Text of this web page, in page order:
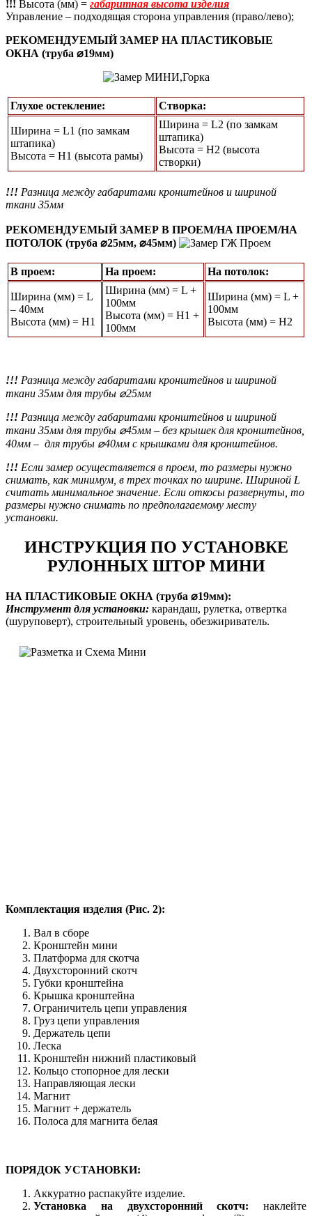
!!! Высота (мм) = габаритная высота изделия
Управление – подходящая сторона управления (право/лево);
РЕКОМЕНДУЕМЫЙ ЗАМЕР НА ПЛАСТИКОВЫЕ
ОКНА (труба ⌀19мм)
Глухое остекление: Створка:
Ширина = L1 (по замкам
штапика)
Высота = Н1 (высота рамы)
Ширина = L2 (по замкам
штапика)
Высота = H2 (высота
створки)
!!! Разница между габаритами кронштейнов и шириной
ткани 35мм
РЕКОМЕНДУЕМЫЙ ЗАМЕР В ПРОЕМ/НА ПРОЕМ/НА
ПОТОЛОК (труба ⌀25мм, ⌀45мм)
В проем: На проем: На потолок:
Ширина (мм) = L
– 40мм
Высота (мм) = Н1
Ширина (мм) = L +
100мм
Высота (мм) = Н1 +
100мм
Ширина (мм) = L +
100мм
Высота (мм) = Н2
!!! Разница между габаритами кронштейнов и шириной
ткани 35мм для трубы ⌀25мм
!!! Разница между габаритами кронштейнов и шириной
ткани 35мм для трубы ⌀45мм – без крышек для кронштейнов,
40мм – для трубы ⌀40мм с крышками для кронштейнов.
!!! Если замер осуществляется в проем, то размеры нужно
снимать, как минимум, в трех точках по ширине. Шириной L
считать минимальное значение. Если откосы развернуты, то
размеры нужно снимать по предполагаемому месту
установки.
ИНСТРУКЦИЯ ПО УСТАНОВКЕ
РУЛОННЫХ ШТОР МИНИ
НА ПЛАСТИКОВЫЕ ОКНА (труба ⌀19мм):
Инструмент для установки: карандаш, рулетка, отвертка
(шуруповерт), строительный уровень, обезжириватель.
Комплектация изделия (Рис. 2):
Вал в сборе
Кронштейн мини
Платформа для скотча
Двухсторонний скотч
Губки кронштейна
Крышка кронштейна
Ограничитель цепи управления
Груз цепи управления
Держатель цепи
Леска
Кронштейн нижний пластиковый
Кольцо стопорное для лески
Направляющая лески
Магнит
Магнит + держатель
Полоса для магнита белая
ПОРЯДОК УСТАНОВКИ:
Аккуратно распакуйте изделие.
Установка на двухсторонний скотч: наклейте